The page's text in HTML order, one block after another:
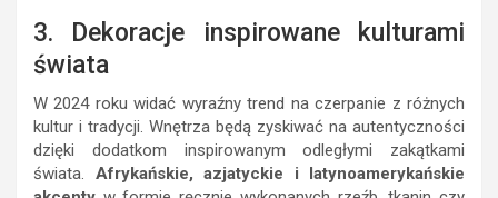
3. Dekoracje inspirowane kulturami
świata
W 2024 roku widać wyraźny trend na czerpanie z różnych
kultur i tradycji. Wnętrza będą zyskiwać na autentyczności
dzięki dodatkom inspirowanym odległymi zakątkami
świata. Afrykańskie, azjatyckie i latynoamerykańskie